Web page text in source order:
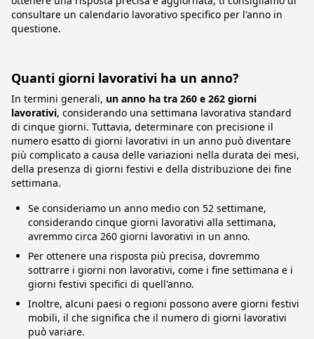
consultare un calendario lavorativo specifico per l'anno in
questione.
Quanti giorni lavorativi ha un anno?
In termini generali, un anno ha tra 260 e 262 giorni
lavorativi, considerando una settimana lavorativa standard
di cinque giorni. Tuttavia, determinare con precisione il
numero esatto di giorni lavorativi in un anno può diventare
più complicato a causa delle variazioni nella durata dei mesi,
della presenza di giorni festivi e della distribuzione dei fine
settimana.
Se consideriamo un anno medio con 52 settimane,
considerando cinque giorni lavorativi alla settimana,
avremmo circa 260 giorni lavorativi in un anno.
Per ottenere una risposta più precisa, dovremmo
sottrarre i giorni non lavorativi, come i fine settimana e i
giorni festivi specifici di quell'anno.
Inoltre, alcuni paesi o regioni possono avere giorni festivi
mobili, il che significa che il numero di giorni lavorativi
può variare.